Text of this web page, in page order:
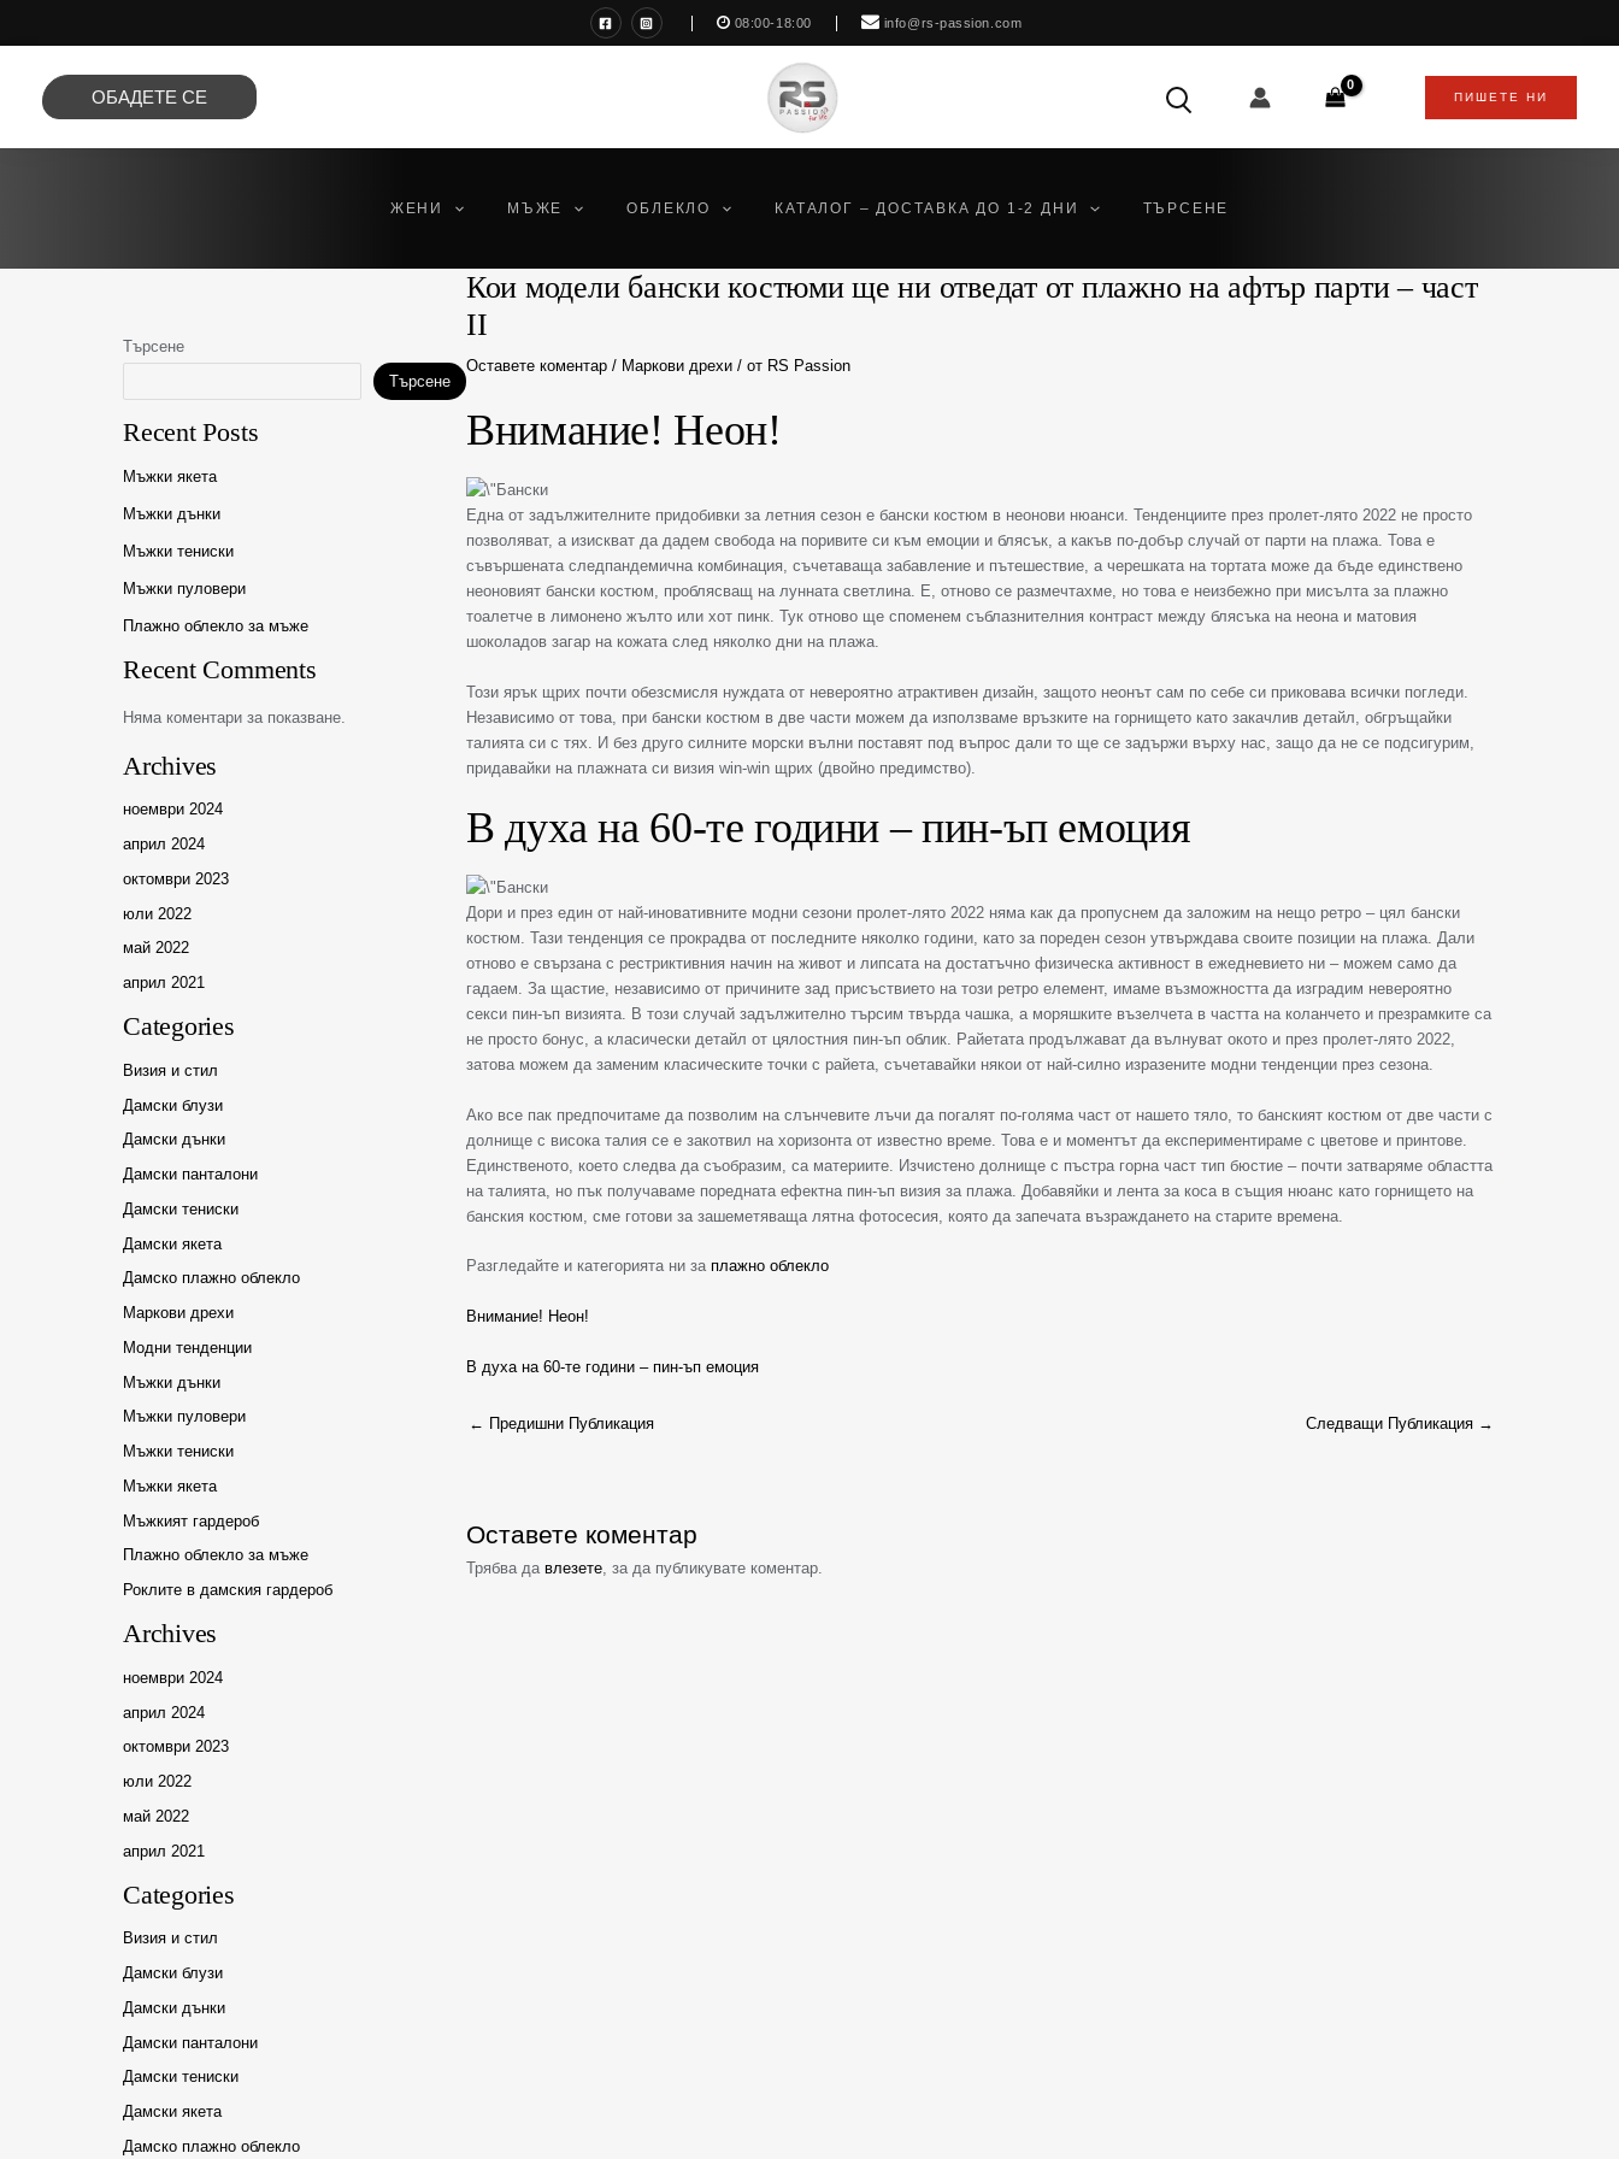
08:00-18:00 info@rs-passion.com
ОБАДЕТЕ СЕ ПИШЕТЕ НИ
ЖЕНИ МЪЖЕ ОБЛЕКЛО КАТАЛОГ – ДОСТАВКА ДО 1-2 ДНИ ТЪРСЕНЕ
Търсене
Търсене
Recent Posts
Мъжки якета
Мъжки дънки
Мъжки тениски
Мъжки пуловери
Плажно облекло за мъже
Recent Comments
Няма коментари за показване.
Archives
ноември 2024
април 2024
октомври 2023
юли 2022
май 2022
април 2021
Categories
Визия и стил
Дамски блузи
Дамски дънки
Дамски панталони
Дамски тениски
Дамски якета
Дамско плажно облекло
Маркови дрехи
Модни тенденции
Мъжки дънки
Мъжки пуловери
Мъжки тениски
Мъжки якета
Мъжкият гардероб
Плажно облекло за мъже
Роклите в дамския гардероб
Archives
ноември 2024
април 2024
октомври 2023
юли 2022
май 2022
април 2021
Categories
Визия и стил
Дамски блузи
Дамски дънки
Дамски панталони
Дамски тениски
Дамски якета
Дамско плажно облекло
Кои модели бански костюми ще ни отведат от плажно на афтър парти – част
II
Оставете коментар / Маркови дрехи / от RS Passion
Внимание! Неон!
Една от задължителните придобивки за летния сезон е бански костюм в неонови нюанси. Тенденциите през пролет-лято 2022 не просто
позволяват, а изискват да дадем свобода на поривите си към емоции и блясък, а какъв по-добър случай от парти на плажа. Това е
съвършената следпандемична комбинация, съчетаваща забавление и пътешествие, а черешката на тортата може да бъде единствено
неоновият бански костюм, проблясващ на лунната светлина. Е, отново се размечтахме, но това е неизбежно при мисълта за плажно
тоалетче в лимонено жълто или хот пинк. Тук отново ще споменем съблазнителния контраст между блясъка на неона и матовия
шоколадов загар на кожата след няколко дни на плажа.
Този ярък щрих почти обезсмисля нуждата от невероятно атрактивен дизайн, защото неонът сам по себе си приковава всички погледи.
Независимо от това, при бански костюм в две части можем да използваме връзките на горнището като закачлив детайл, обгръщайки
талията си с тях. И без друго силните морски вълни поставят под въпрос дали то ще се задържи върху нас, защо да не се подсигурим,
придавайки на плажната си визия win-win щрих (двойно предимство).
В духа на 60-те години – пин-ъп емоция
Дори и през един от най-иновативните модни сезони пролет-лято 2022 няма как да пропуснем да заложим на нещо ретро – цял бански
костюм. Тази тенденция се прокрадва от последните няколко години, като за пореден сезон утвърждава своите позиции на плажа. Дали
отново е свързана с рестриктивния начин на живот и липсата на достатъчно физическа активност в ежедневието ни – можем само да
гадаем. За щастие, независимо от причините зад присъствието на този ретро елемент, имаме възможността да изградим невероятно
секси пин-ъп визията. В този случай задължително търсим твърда чашка, а моряшките възелчета в частта на коланчето и презрамките са
не просто бонус, а класически детайл от цялостния пин-ъп облик. Райетата продължават да вълнуват окото и през пролет-лято 2022,
затова можем да заменим класическите точки с райета, съчетавайки някои от най-силно изразените модни тенденции през сезона.
Ако все пак предпочитаме да позволим на слънчевите лъчи да погалят по-голяма част от нашето тяло, то банският костюм от две части с
долнище с висока талия се е закотвил на хоризонта от известно време. Това е и моментът да експериментираме с цветове и принтове.
Единственото, което следва да съобразим, са материите. Изчистено долнище с пъстра горна част тип бюстие – почти затваряме областта
на талията, но пък получаваме поредната ефектна пин-ъп визия за плажа. Добавяйки и лента за коса в същия нюанс като горнището на
банския костюм, сме готови за зашеметяваща лятна фотосесия, която да запечата възраждането на старите времена.
Разгледайте и категорията ни за плажно облекло
Внимание! Неон!
В духа на 60-те години – пин-ъп емоция
← Предишни Публикация Следващи Публикация →
Оставете коментар
Трябва да влезете , за да публикувате коментар.